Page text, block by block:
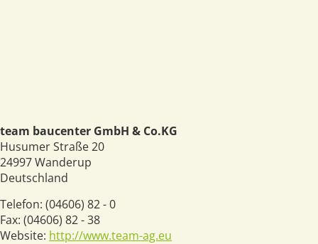
team baucenter GmbH & Co.KG
Husumer Straße 20
24997Wanderup
Deutschland
Telefon: (04606) 82 - 0
Fax: (04606) 82 - 38
Website: http://www.team-ag.eu